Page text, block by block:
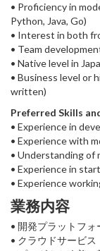
• Proficiency in
Python, Java, Go)
• Interest in both
• Team
• Native level in
• Business level or
written)
Preferred Skills
• Experience in
• Experience with
• Understanding of
• Experience in
• Experience
業務内容
• 開発プラットフ
• クラウドサービ